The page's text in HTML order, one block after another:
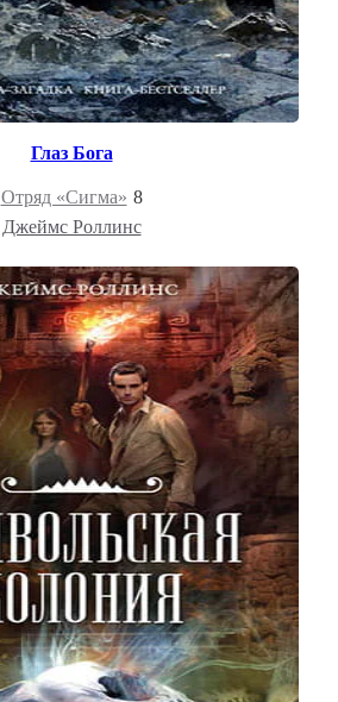
Глаз Бога
Отряд «Сигма» 8
Джеймс Роллинс